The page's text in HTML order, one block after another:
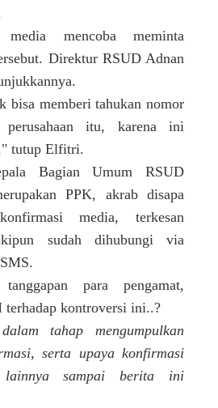
mencoba meminta
Direktur RSUD Adnan
bisa memberi tahukan nomor
perusahaan itu, karena ini
tutup Elfitri.
Bagian Umum RSUD
PPK, akrab disapa
media, terkesan
sudah dihubungi via
tanggapan para pengamat,
terhadap kontroversi ini..?
tahap mengumpulkan
serta upaya konfirmasi
sampai berita ini